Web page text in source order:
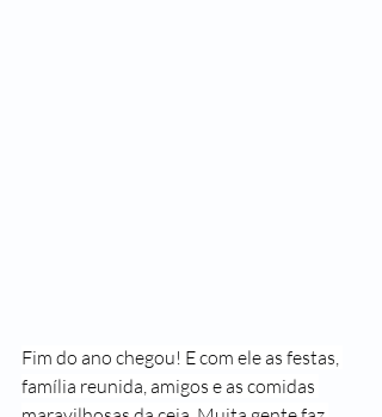
Fim do ano chegou! E com ele as festas,
família reunida, amigos e as comidas